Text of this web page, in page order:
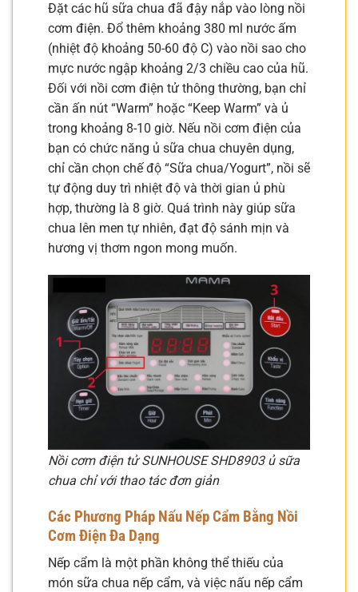
Đặt các hũ sữa chua đã đậy nắp vào lòng nồi
cơm điện. Đổ thêm khoảng 380 ml nước ấm
(nhiệt độ khoảng 50-60 độ C) vào nồi sao cho
mực nước ngập khoảng 2/3 chiều cao của hũ.
Đối với nồi cơm điện tử thông thường, bạn chỉ
cần ấn nút “Warm” hoặc “Keep Warm” và ủ
trong khoảng 8-10 giờ. Nếu nồi cơm điện của
bạn có chức năng ủ sữa chua chuyên dụng,
chỉ cần chọn chế độ “Sữa chua/Yogurt”, nồi sẽ
tự động duy trì nhiệt độ và thời gian ủ phù
hợp, thường là 8 giờ. Quá trình này giúp sữa
chua lên men tự nhiên, đạt độ sánh mịn và
hương vị thơm ngon mong muốn.
Nồi cơm điện tử SUNHOUSE SHD8903 ủ sữa
chua chỉ với thao tác đơn giản
Các Phương Pháp Nấu Nếp Cẩm Bằng Nồi
Cơm Điện Đa Dạng
Nếp cẩm là một phần không thể thiếu của
món sữa chua nếp cẩm, và việc nấu nếp cẩm